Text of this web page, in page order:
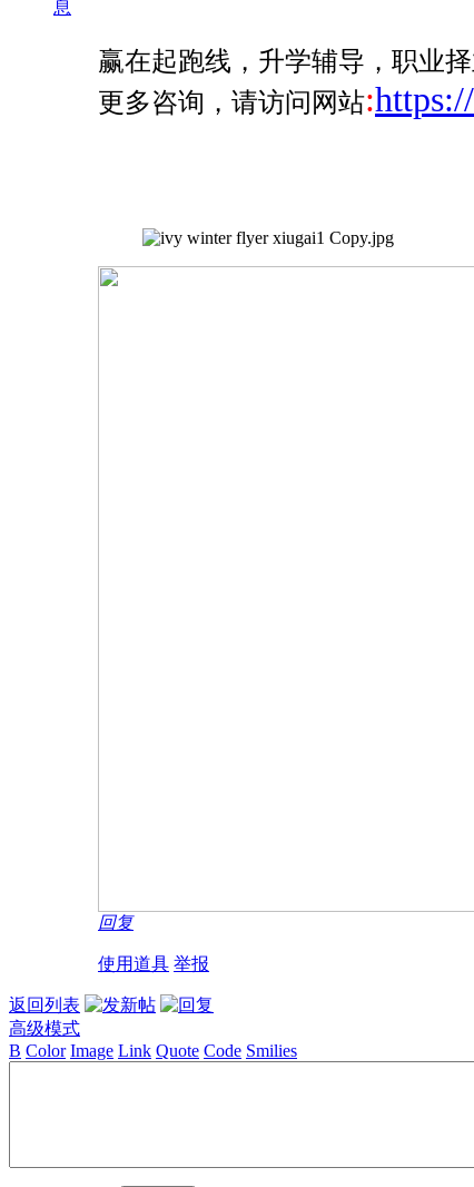
息
赢在起跑线，升学辅导，职业
更多咨询，请访问网站:
回复
使用道具 举报
返回列表
高级模式
B Color Image Link Quote Code Smilies